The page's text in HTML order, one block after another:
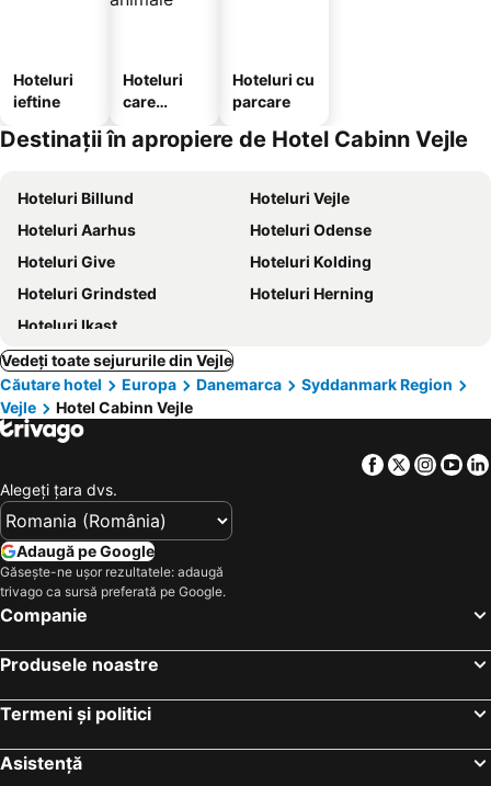
Hoteluri
ieftine
Hoteluri
care
animale
Hoteluri cu
parcare
Destinații în apropiere de Hotel Cabinn Vejle
Hoteluri Billund
Hoteluri Vejle
Hoteluri Aarhus
Hoteluri Odense
Hoteluri Give
Hoteluri Kolding
Hoteluri Grindsted
Hoteluri Herning
Hoteluri Ikast
Vedeți toate sejururile din Vejle
Căutare hotel
Europa Danemarca
Syddanmark Region
Vejle
Hotel Cabinn Vejle
Facebook
Twitter
Alegeţi ţara dvs.
Adaugă pe Google
Găsește-ne ușor rezultatele: adaugă
trivago ca sursă preferată pe Google.
Companie
Produsele noastre
Termeni și politici
Asistență